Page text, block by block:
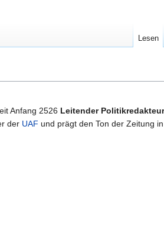
Anfang 2526 Leitender Politikredakteur
der UAF und prägt den Ton der Zeitung
Lesen